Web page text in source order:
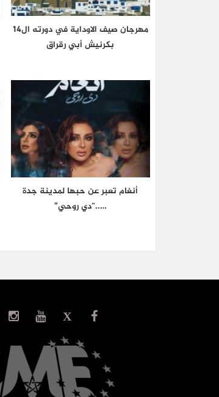
مهرجان صيف الاوداية في دورته ال14
بكرنيش أبي رقراق
أنغام تعبر عن حبها لمدينة جدة
…..“دي روحي”